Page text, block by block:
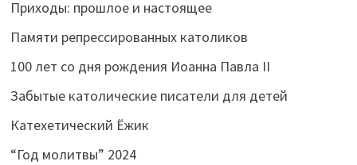
Приходы: прошлое и настоящее
Памяти репрессированных католиков
100 лет со дня рождения Иоанна Павла II
Забытые католические писатели для детей
Катехетический Ёжик
“Год молитвы” 2024